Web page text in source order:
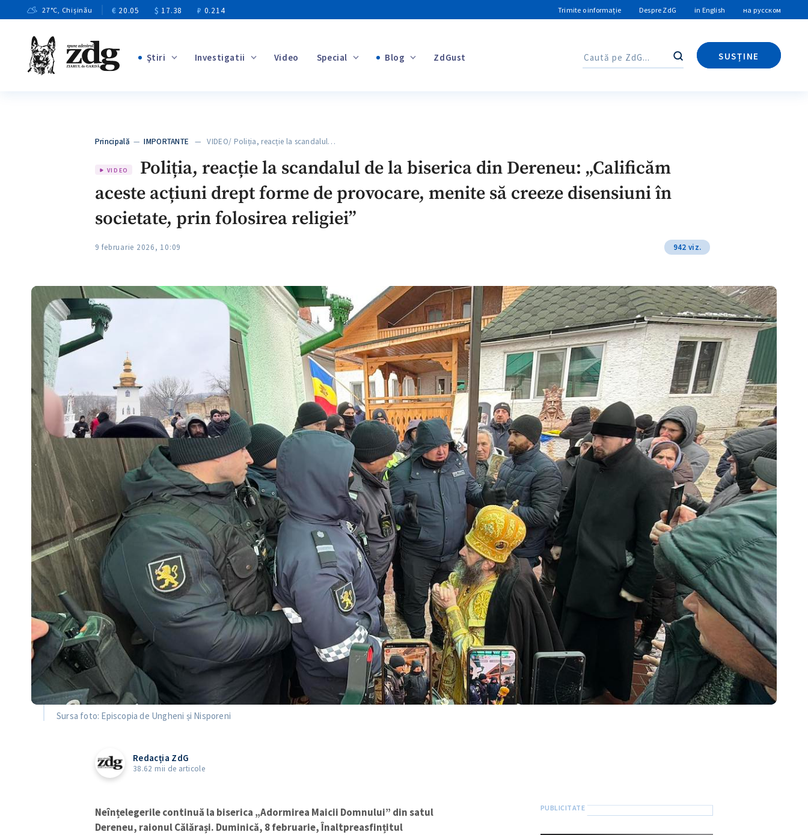
27°C, Chișinău € 20.05 $ 17.38 ₽ 0.214 Trimite o informație Despre ZdG in English на русском
Ştiri Investigatii Video Special Blog ZdGust Caută
SUSȚINE
Caută
Principală —IMPORTANTE — VIDEO/ Poliția, reacție la scandalul…
VIDEO
Poliția, reacție la scandalul de la biserica din Dereneu: „Calificăm
aceste acțiuni drept forme de provocare, menite să creeze disensiuni în
societate, prin folosirea religiei”
9 februarie 2026, 10:09 942 viz.
Sursa foto: Episcopia de Ungheni și Nisporeni
Redacția ZdG
38.62 mii de articole
Neînțelegerile continuă la biserica „Adormirea Maicii Domnului” din satul
Dereneu, raionul Călărași. Duminică, 8 februarie, Înaltpreasfințitul